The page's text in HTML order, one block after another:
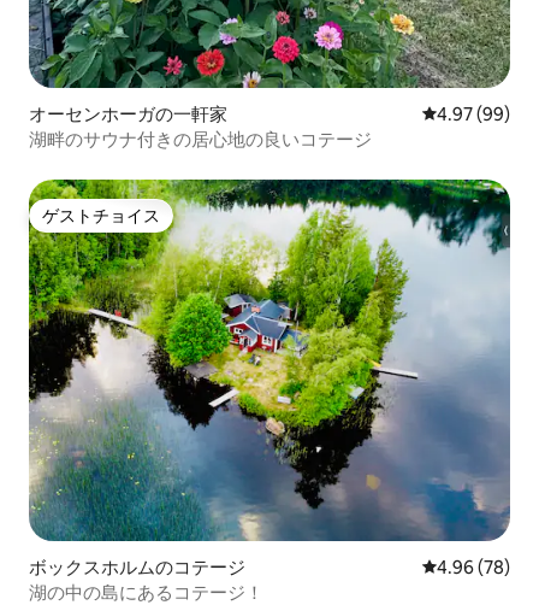
オーセンホーガの一軒家 レビュー99
4.97 (99)
湖畔のサウナ付きの居心地の良いコテージ
ゲストチョイス
ゲストチョイス
ボックスホルムのコテージ レビュー78
4.96 (78)
湖の中の島にあるコテージ！